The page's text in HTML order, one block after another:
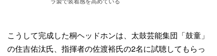
こうして完成した桐ヘッドホンは、太鼓芸能集団「鼓童」
の住吉佑汰氏、指揮者の佐渡裕氏の2名に試聴してもらっ